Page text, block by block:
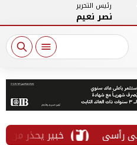
رئيس التحرير
نصر نعيم
خبير يحذر من الخطوط